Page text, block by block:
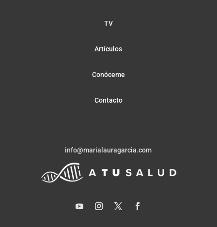
TV
Artículos
Conóceme
Contacto
info@marialauragarcia.com